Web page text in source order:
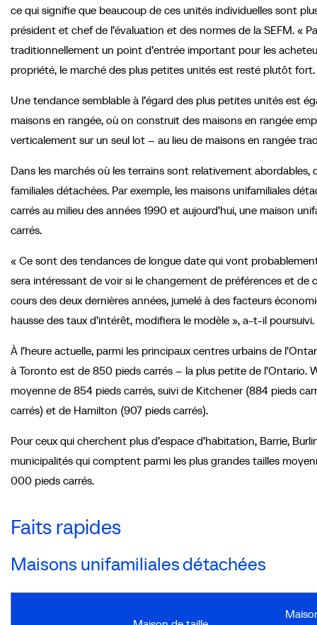
ce qui signifie que beaucoup de ces unités individuelles sont
président et chef de l’évaluation et des normes de la SEFM. «
traditionnellement un point d’entrée important pour les
propriété, le marché des plus petites unités est resté plutôt
Une tendance semblable à l’égard des plus petites unités est
maisons en rangée, où on construit des maisons en rangée
verticalement sur un seul lot – au lieu de maisons en rangée
Dans les marchés où les terrains sont relativement
familiales détachées. Par exemple, les maisons unifamiliales
carrés au milieu des années 1990 et aujourd’hui, une maison
carrés.
« Ce sont des tendances de longue date qui vont
sera intéressant de voir si le changement de préférences et
cours des deux dernières années, jumelé à des facteurs
hausse des taux d’intérêt, modifiera le modèle », a-t-il poursuivi.
À l’heure actuelle, parmi les principaux centres urbains de
à Toronto est de 850 pieds carrés – la plus petite de l’Ontario.
moyenne de 854 pieds carrés, suivi de Kitchener (884 pieds
carrés) et de Hamilton (907 pieds carrés).
Pour ceux qui cherchent plus d’espace d’habitation, Barrie,
municipalités qui comptent parmi les plus grandes tailles
000 pieds carrés.
Faits rapides
Maisons unifamiliales détachées